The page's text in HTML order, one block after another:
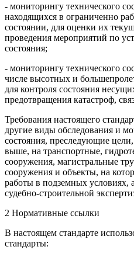
- мониторингу технического
находящихся в ограниченно
состоянии, для оценки их
проведения мероприятий по
состояния;
- мониторингу технического
числе высотных и
для контроля состояния
предотвращения катастроф,
Требования настоящего
другие виды обследования и
состояния, преследующие
выше, на транспортные,
сооружения, магистральные
сооружения и объекты, на
работы в подземных условиях,
судебно-строительной
2 Нормативные ссылки
В настоящем стандарте
стандарты: